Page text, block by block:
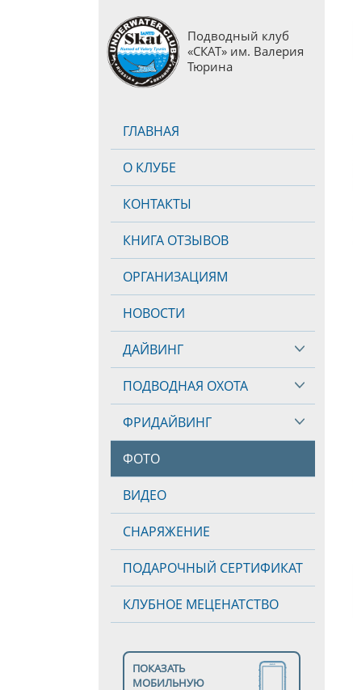
Подводный клуб
«СКАТ» им. Валерия
Тюрина
ГЛАВНАЯ
О КЛУБЕ
КОНТАКТЫ
КНИГА ОТЗЫВОВ
ОРГАНИЗАЦИЯМ
НОВОСТИ
ДАЙВИНГ
ПОДВОДНАЯ ОХОТА
ФРИДАЙВИНГ
ФОТО
ВИДЕО
СНАРЯЖЕНИЕ
ПОДАРОЧНЫЙ СЕРТИФИКАТ
КЛУБНОЕ МЕЦЕНАТСТВО
ПОКАЗАТЬ
МОБИЛЬНУЮ